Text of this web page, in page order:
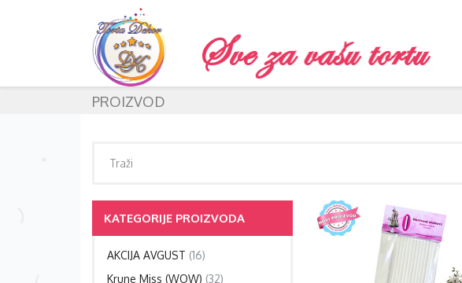
PROIZVOD
KATEGORIJE PROIZVODA
AKCIJA AVGUST (16)
Krune Miss (WOW) (32)